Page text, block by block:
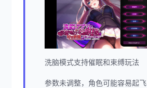
洗脑模式支持催眠和束缚玩法
参数未调整，角色可能容易起飞